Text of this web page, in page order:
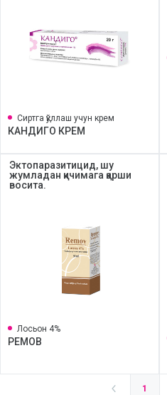
Сиртга қўллаш учун крем
КАНДИГО КРЕМ
Эктопаразитицид, шу
жумладан қичимага қарши
восита.
Лосьон 4%
РЕМОВ
1